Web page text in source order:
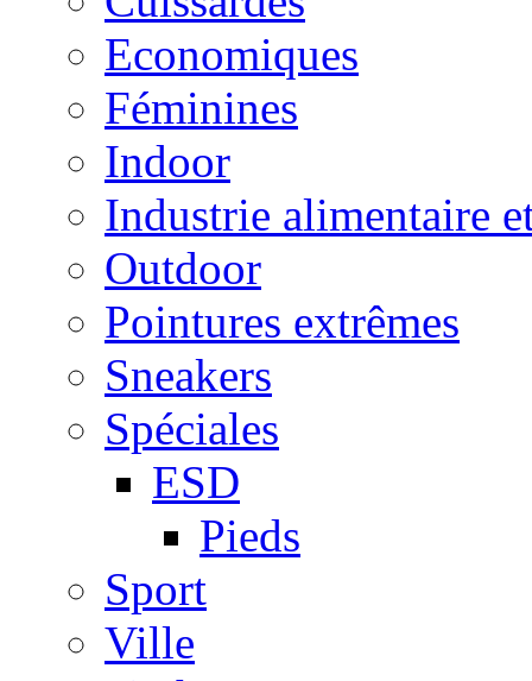
Economiques
Féminines
Indoor
Industrie alimentaire
Outdoor
Pointures extrêmes
Sneakers
Spéciales
ESD
Pieds
Sport
Ville